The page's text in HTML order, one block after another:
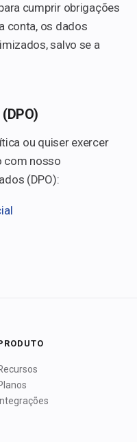
cumprir obrigações
conta, os dados
salvo se a
ou quiser exercer
com nosso
(DPO):
Integrações